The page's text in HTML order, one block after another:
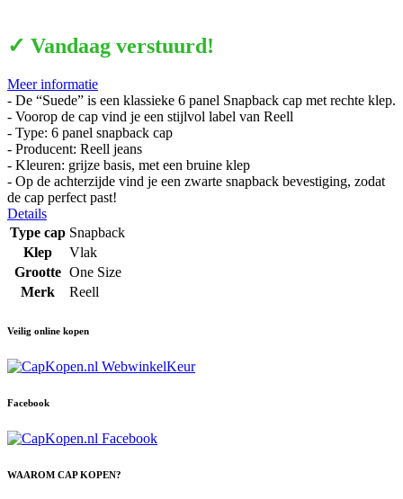
✓ Vandaag verstuurd!
Meer informatie
- De “Suede” is een klassieke 6 panel Snapback cap met rechte klep.
- Voorop de cap vind je een stijlvol label van Reell
- Type: 6 panel snapback cap
- Producent: Reell jeans
- Kleuren: grijze basis, met een bruine klep
- Op de achterzijde vind je een zwarte snapback bevestiging, zodat
de cap perfect past!
Details
Type cap Snapback
Klep
Vlak
Grootte One Size
Merk
Reell
Veilig online kopen
Facebook
WAAROM CAP KOPEN?